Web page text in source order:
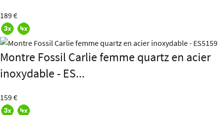
189 €
Montre Fossil Carlie femme quartz en acier
inoxydable - ES...
159 €